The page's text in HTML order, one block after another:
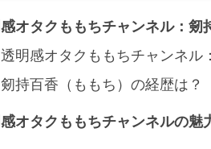
オタクももちチャンネル：剱
透明感オタクももちチャンネル
剱持百香（ももち）の経歴は？
オタクももちチャンネルの魅